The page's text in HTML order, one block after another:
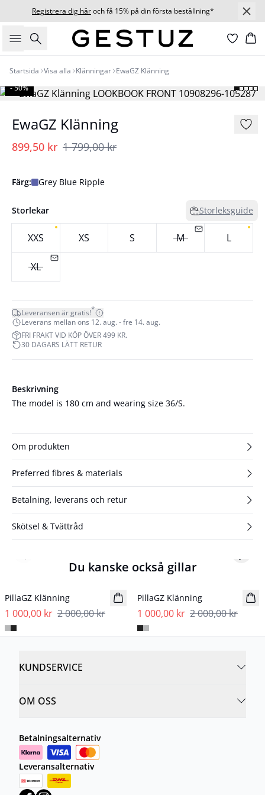
Registrera dig häroch få 15% på din första beställning*
Sök
Startsida Visa alla Klänningar EwaGZ Klänning
- 50%
EwaGZ Klänning
899,50 kr 1 799,00 kr
Färg: Grey Blue Ripple
Storlekar Storleksguide
XXS XS S M L
XL
Leveransen är gratis!*
Leverans mellan ons 12. aug. - fre 14. aug.
FRI FRAKT VID KÖP ÖVER 499 KR.
30 DAGARS LÄTT RETUR
Beskrivning
The model is 180 cm and wearing size 36/S.
Om produkten
Preferred fibres & materials
Betalning, leverans och retur
Skötsel & Tvättråd
Du kanske också gillar
PillaGZ Klänning
1 000,00 kr 2 000,00 kr
- 50%
PillaGZ Klänning
1 000,00 kr 2 000,00 kr
Previous slide Next
KUNDSERVICE
OM OSS
Betalningsalternativ
Leveransalternativ